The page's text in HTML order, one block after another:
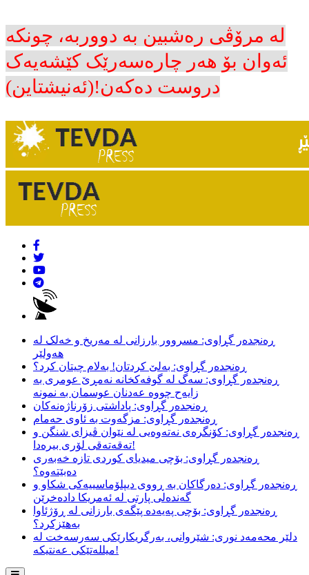
لە مرۆڤی رەشبین بە دووربە، چونکە
ئەوان بۆ هەر چارەسەرێک کێشەیەک
دروست دەکەن!(ئەنیشتاین)
ڕەنجدەر گڕاوی: مسروور بارزانی لە مەریخ و خەلک لە
هەولێر
ڕەنجدەر گڕاوی: بەلێ کردتان! بەلام چیتان کرد؟
ڕەنجدەر گڕاوی: سەگ لە گوفەکخانە نەمڕێ عومری بە
زایەح چووە عەدنان عوسمان بە نمونە
ڕەنجدەر گڕاوی: پاداشتی زۆرناژەنەکان
ڕەنجدەر گڕاوی: مزگەوت بە ئاوی حەمام
ڕەنجدەر گڕاوی: کۆنگرەی نەتەوەیی لە نێوان ڤیزای شنگن و
تەقەتەقی لۆری بیرەدا!
ڕەنجدەر گڕاوی: بۆچی میدیای کوردی تازە خەبەری
دەبێتەوە؟
ڕەنجدەر گڕاوی: دەرگاکان بە ڕووی دیپلۆماسییەکی شکاو و
گەندەلی پارتی لە ئەمریکا دادەخرێن
ڕەنجدەر گڕاوی: بۆچی پەیەدە پێگەی بارزانی لە ڕۆژئاوا
بەهێزکرد؟
دلێر محەمەد نوری: شێروانی، بەرگریکارێکی سەرسەخت لە
میللەتێکی عەنتیکە!